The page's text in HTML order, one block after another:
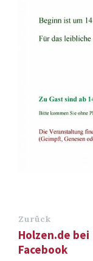
Zurück
Holzen.de bei
Facebook